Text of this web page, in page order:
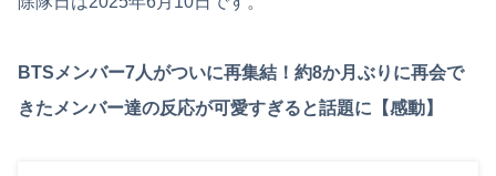
BTSメンバー7人がついに再集結！約8か月ぶりに再会で
きたメンバー達の反応が可愛すぎると話題に【感動】